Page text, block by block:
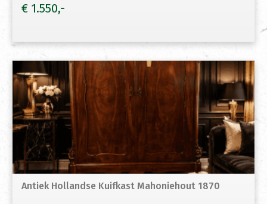
€ 1.550
Antiek Hollandse Kuifkast Mahoniehout 1870